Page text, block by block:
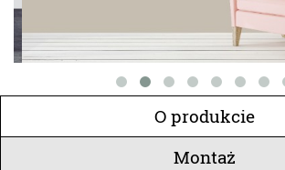
O produkcie
Montaż